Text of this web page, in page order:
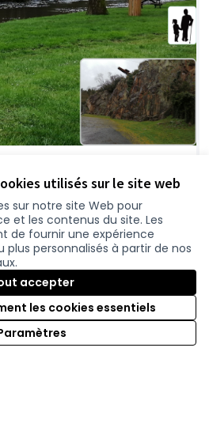
utilisés sur le site web
sur notre site Web pour
et les contenus du site. Les
de fournir une expérience
personnalisés à partir de nos
accepter
les cookies essentiels
: acquisition de mobilier,
de santé, ponton de
d'un espace très
de la Maine, à Caffino,
proximité...
pleine nature
Sélectionné